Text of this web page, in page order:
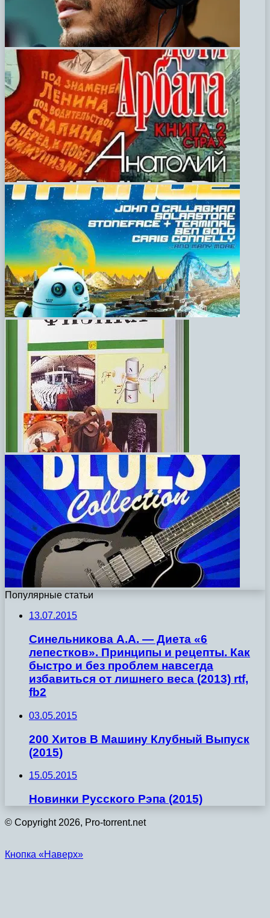
Популярные статьи
13.07.2015
Синельникова А.А. — Диета «6
лепестков». Принципы и рецепты. Как
быстро и без проблем навсегда
избавиться от лишнего веса (2013) rtf,
fb2
03.05.2015
200 Хитов В Машину Клубный Выпуск
(2015)
15.05.2015
Новинки Русского Рэпа (2015)
© Copyright 2026, Pro-torrent.net
Кнопка «Наверх»